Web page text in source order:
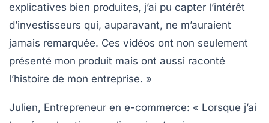
explicatives bien produites, j’ai pu capter l’intérêt
d’investisseurs qui, auparavant, ne m’auraient
jamais remarquée. Ces vidéos ont non seulement
présenté mon produit mais ont aussi raconté
l’histoire de mon entreprise. »
Julien, Entrepreneur en e-commerce: « Lorsque j’ai